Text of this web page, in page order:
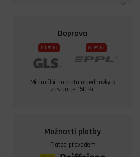
Doprava
Od 59 Kč Od 69 Kč
Minimální hodnota objednávky k
zaslání je 150 Kč
Možnosti platby
Platba převodem